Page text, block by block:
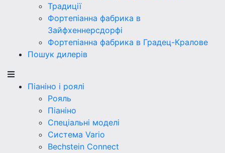
Традиції
Фортепіанна фабрика в
Зайфхеннерсдорфi
Фортепіанна фабрика в Градец-Кралове
Пошук дилерів
Піаніно і роялі
Рояль
Піаніно
Спеціальні моделі
Система Vario
Bechstein Connect